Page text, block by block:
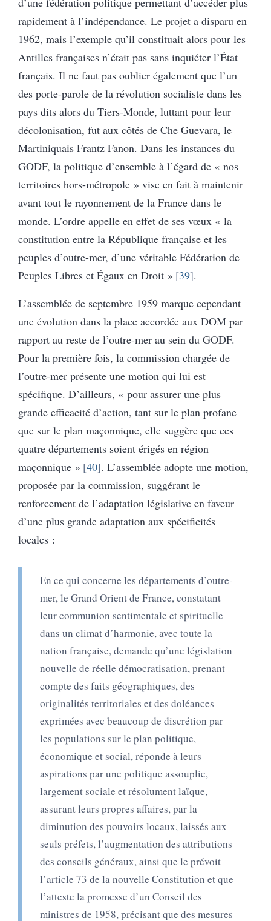
rapidement à l’indépendance. Le projet a disparu en
1962, mais l’exemple qu’il constituait alors pour les
Antilles françaises n’était pas sans inquiéter l’État
français. Il ne faut pas oublier également que l’un
des porte-parole de la révolution socialiste dans les
pays dits alors du Tiers-Monde, luttant pour leur
décolonisation, fut aux côtés de Che Guevara, le
Martiniquais Frantz Fanon. Dans les instances du
GODF, la politique d’ensemble à l’égard de « nos
territoires hors-métropole » vise en fait à maintenir
avant tout le rayonnement de la France dans le
monde. L’ordre appelle en effet de ses vœux « la
constitution entre la République française et les
peuples d’outre-mer, d’une véritable Fédération de
Peuples Libres et Égaux en Droit » 39 .
L’assemblée de septembre 1959 marque cependant
une évolution dans la place accordée aux DOM par
rapport au reste de l’outre-mer au sein du GODF.
Pour la première fois, la commission chargée de
l’outre-mer présente une motion qui lui est
spécifique. D’ailleurs, « pour assurer une plus
grande efficacité d’action, tant sur le plan profane
que sur le plan maçonnique, elle suggère que ces
quatre départements soient érigés en région
maçonnique » 40 . L’assemblée adopte une motion,
proposée par la commission, suggérant le
renforcement de l’adaptation législative en faveur
d’une plus grande adaptation aux spécificités
locales :
En ce qui concerne les départements d’outre-
mer, le Grand Orient de France, constatant
leur communion sentimentale et spirituelle
dans un climat d’harmonie, avec toute la
nation française, demande qu’une législation
nouvelle de réelle démocratisation, prenant
compte des faits géographiques, des
originalités territoriales et des doléances
exprimées avec beaucoup de discrétion par
les populations sur le plan politique,
économique et social, réponde à leurs
aspirations par une politique assouplie,
largement sociale et résolument laïque,
assurant leurs propres affaires, par la
diminution des pouvoirs locaux, laissés aux
seuls préfets, l’augmentation des attributions
des conseils généraux, ainsi que le prévoit
l’article 73 de la nouvelle Constitution et que
l’atteste la promesse d’un Conseil des
ministres de 1958, précisant que des mesures